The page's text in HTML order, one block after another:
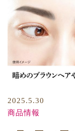
2025.5.30
商品情報